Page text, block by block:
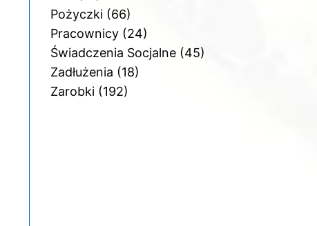
Pożyczki(66)
Pracownicy(24)
Świadczenia Socjalne(45)
Zadłużenia (18)
Zarobki(192)